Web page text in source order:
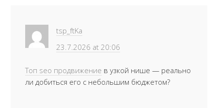
tsp_ftKa
23.7.2026 at 20:06
Топ seo продвижение в узкой нише — реально
ли добиться его с небольшим бюджетом?